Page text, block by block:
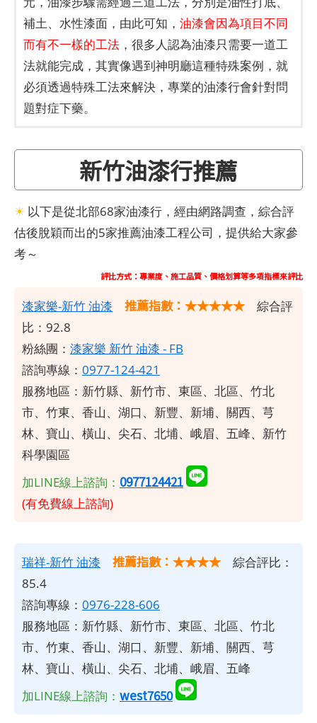
補土、水性漆面，由此可知， 油漆會因為項目不同
而有不一樣的工法 ，很多人認為油漆只需要一道工
法就能完成，其實像遇到神明廳這種特殊案例，就
必須透過特殊工法來解決，專業的油漆行會針對問
題對症下藥。
新竹油漆行推薦
☀ 以下是從北部68家油漆行，經由網路調查，綜合評
估後脫穎而出的5家推薦油漆工程公司，提供給大家參
考～
評比方式：專業度、施工品質、價格划算等多項指標來評比
漆家樂-新竹油漆 推薦指數：★★★★★ 綜合評
比：92.8
粉絲團： 漆家樂 新竹 油漆 - FB
諮詢專線： 0977-124-421
服務地區：新竹縣、新竹市、東區、北區、竹北
市、竹東、香山、湖口、新豐、新埔、關西、芎
林、寶山、橫山、尖石、北埔、峨眉、五峰、新竹
科學園區
加LINE線上諮詢： 0977124421
(有免費線上諮詢)
瑞祥-新竹油漆 推薦指數：★★★★ 綜合評比：
85.4
諮詢專線： 0976-228-606
服務地區：新竹縣、新竹市、東區、北區、竹北
市、竹東、香山、湖口、新豐、新埔、關西、芎
林、寶山、橫山、尖石、北埔、峨眉、五峰
加LINE線上諮詢： west7650